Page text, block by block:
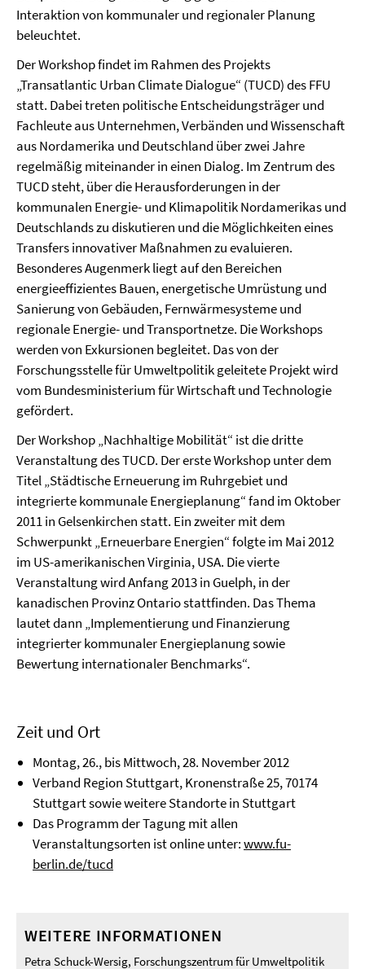
Interaktion von kommunaler und regionaler Planung
beleuchtet.
Der Workshop findet im Rahmen des Projekts
„Transatlantic Urban Climate Dialogue“ (TUCD) des FFU
statt. Dabei treten politische Entscheidungsträger und
Fachleute aus Unternehmen, Verbänden und Wissenschaft
aus Nordamerika und Deutschland über zwei Jahre
regelmäßig miteinander in einen Dialog. Im Zentrum des
TUCD steht, über die Herausforderungen in der
kommunalen Energie- und Klimapolitik Nordamerikas und
Deutschlands zu diskutieren und die Möglichkeiten eines
Transfers innovativer Maßnahmen zu evaluieren.
Besonderes Augenmerk liegt auf den Bereichen
energieeffizientes Bauen, energetische Umrüstung und
Sanierung von Gebäuden, Fernwärmesysteme und
regionale Energie- und Transportnetze. Die Workshops
werden von Exkursionen begleitet. Das von der
Forschungsstelle für Umweltpolitik geleitete Projekt wird
vom Bundesministerium für Wirtschaft und Technologie
gefördert.
Der Workshop „Nachhaltige Mobilität“ ist die dritte
Veranstaltung des TUCD. Der erste Workshop unter dem
Titel „Städtische Erneuerung im Ruhrgebiet und
integrierte kommunale Energieplanung“ fand im Oktober
2011 in Gelsenkirchen statt. Ein zweiter mit dem
Schwerpunkt „Erneuerbare Energien“ folgte im Mai 2012
im US-amerikanischen Virginia, USA. Die vierte
Veranstaltung wird Anfang 2013 in Guelph, in der
kanadischen Provinz Ontario stattfinden. Das Thema
lautet dann „Implementierung und Finanzierung
integrierter kommunaler Energieplanung sowie
Bewertung internationaler Benchmarks“.
Zeit und Ort
Montag, 26., bis Mittwoch, 28. November 2012
Verband Region Stuttgart, Kronenstraße 25, 70174
Stuttgart sowie weitere Standorte in Stuttgart
Das Programm der Tagung mit allen
Veranstaltungsorten ist online unter:www.fu-
berlin.de/tucd
WEITERE INFORMATIONEN
Petra Schuck-Wersig, Forschungszentrum für Umweltpolitik